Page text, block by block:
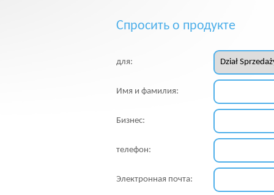
Спросить о продукте
для:
Имя и фамилия:
Бизнес:
телефон:
Электронная почта: